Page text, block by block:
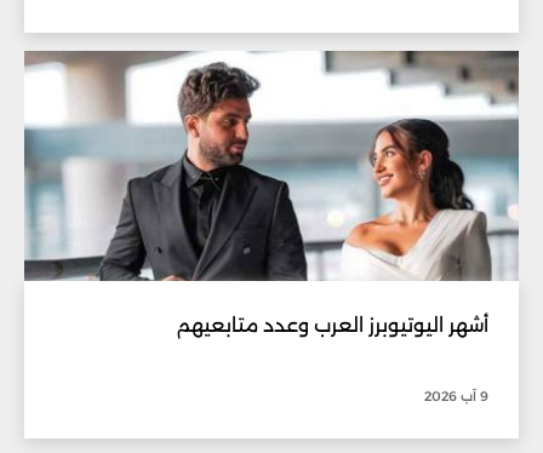
أشهر اليوتيوبرز العرب وعدد متابعيهم
9 آب 2026